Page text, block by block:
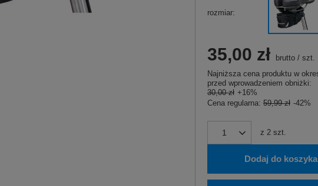
rozmiar
35,00 zł brutto / szt.
Najniższa cena produktu w
przed wprowadzeniem obniżki:
30,00 zł +16%
Cena regularna: 59,99 zł -42%
z 2 szt.
Dodaj do koszyka